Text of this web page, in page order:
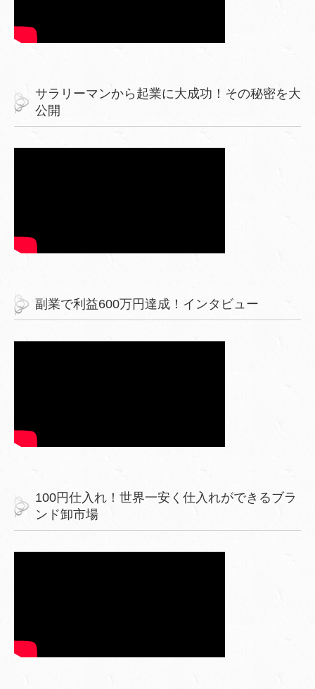
サラリーマンから起業に大成功！その秘密を大
公開
副業で利益600万円達成！インタビュー
100円仕入れ！世界一安く仕入れができるブラ
ンド卸市場